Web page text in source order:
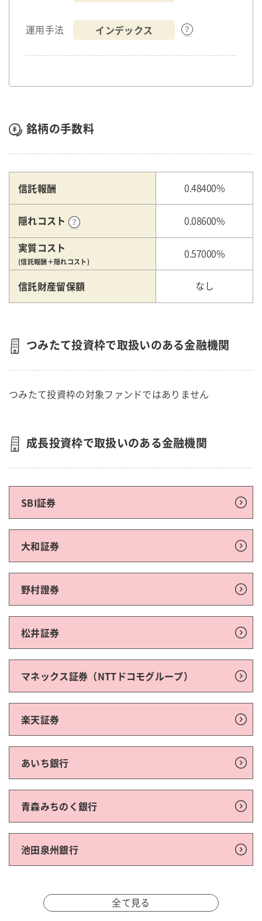
運用手法 インデックス
銘柄の手数料
信託報酬 0.48400%
隠れコスト 0.08600%
実質コスト
(信託報酬＋隠れコスト)
0.57000%
信託財産留保額 なし
つみたて投資枠で取扱いのある金融機関
つみたて投資枠の対象ファンドではありません
成長投資枠で取扱いのある金融機関
SBI証券
大和証券
野村證券
松井証券
マネックス証券（NTTドコモグループ）
楽天証券
あいち銀行
青森みちのく銀行
池田泉州銀行
全て見る